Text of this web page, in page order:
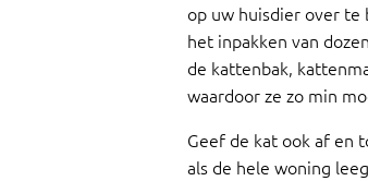
op uw huisdier over te
het inpakken van
de kattenbak,
waardoor ze zo min
Geef de kat ook af en
als de hele woning